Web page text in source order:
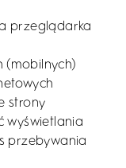
przeglądarka
(mobilnych)
strony
wyświetlania
przebywania